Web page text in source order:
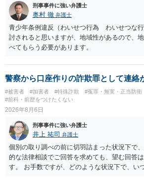
査の対象になることはありません。 警察から
しょう。 【質問２】 見せようと思っていない
行為から明らかです。したがいまして，注意
せん。まして，刑罰として罰せられることも
以上のように犯罪の嫌疑が否定されますから
が成立することが前提ですので，不起訴とす
いています。不起訴にするにしても，不起訴
あえて不起訴の理由を挙げるなら，「嫌疑不
す。
刑事事件に強い弁護士
奥村 徹 弁護士
青少年条例違反（わいせつ行為 わいせつな
討されると思いますが、地域性があるので、
べてもらう必要があります。
警察から口座作りの詐欺罪として連絡
#被害者 #加害者 #特殊詐欺 #冤罪・無実・正当防衛
#前科・前歴をつけたくない
2026年8月6日
刑事事件に強い弁護士
井上 祐司 弁護士
個別の取り調べの前に切羽詰まった状況下で
的な法律相談でご回答を求めても、望む回答
す。 お手数ですが、どのような状況下で、い